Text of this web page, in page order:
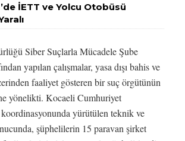
İETT ve Yolcu Otobüsü
Siber Suçlarla Mücadele Şube
yapılan çalışmalar, yasa dışı bahis ve
faaliyet gösteren bir suç örgütünün
yönelikti. Kocaeli Cumhuriyet
koordinasyonunda yürütülen teknik ve
şüphelilerin 15 paravan şirket